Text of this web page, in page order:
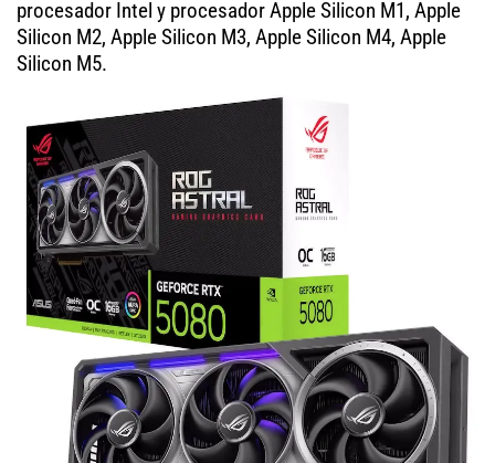
procesador Intel y procesador Apple Silicon M1, Apple
Silicon M2, Apple Silicon M3, Apple Silicon M4, Apple
Silicon M5.